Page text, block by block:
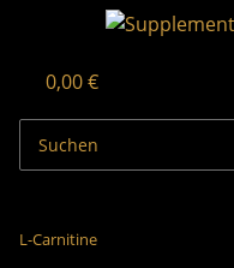
0,00 €
L-Carnitine